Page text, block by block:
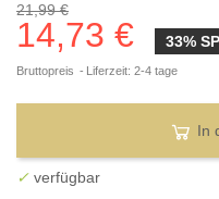
21,99 €
14,73 € 33%
Bruttopreis Liferzeit: 2-4 tage
In
✓ verfügbar